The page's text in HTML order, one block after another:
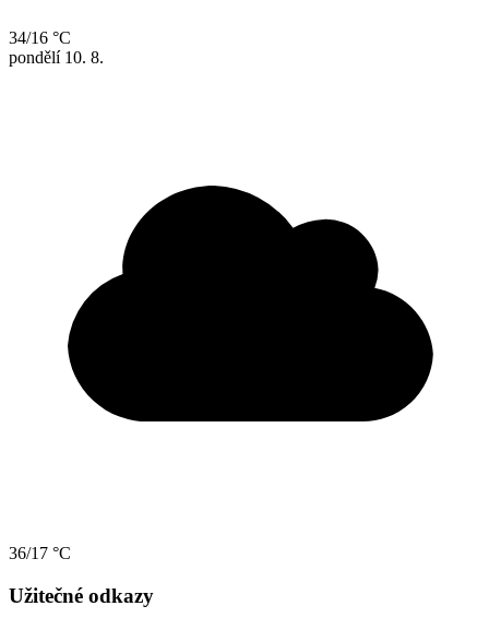
34/16 °C
pondělí 10. 8.
36/17 °C
Užitečné odkazy